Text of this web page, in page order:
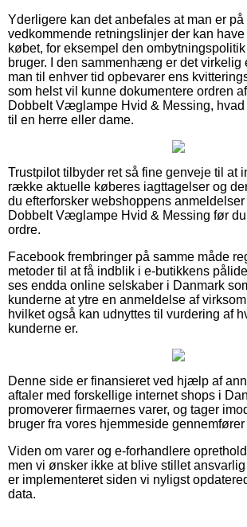
Yderligere kan det anbefales at man er på
vedkommende retningslinjer der kan
købet, for eksempel den
bruger. I den sammenhæng er det virkelig
man til enhver tid opbevarer ens
som helst vil kunne dokumentere ordren
Dobbelt Væglampe Hvid & Messing,
til en herre eller dame.
Trustpilot tilbyder ret så fine genveje til at
række aktuelle køberes iagttagelser og
du efterforsker webshoppens
Dobbelt Væglampe Hvid & Messing før
ordre.
Facebook frembringer på samme måde
metoder til at få indblik i e-butikkens
ses endda online selskaber i Danmark
kunderne at ytre en anmeldelse af
hvilket også kan udnyttes til vurdering af
kunderne er.
Denne side er finansieret ved hjælp af
aftaler med forskellige internet shops i
promoverer firmaernes varer, og tager
bruger fra vores hjemmeside
Viden om varer og e-forhandlere
men vi ønsker ikke at blive stillet
er implementeret siden vi nyligst
data.